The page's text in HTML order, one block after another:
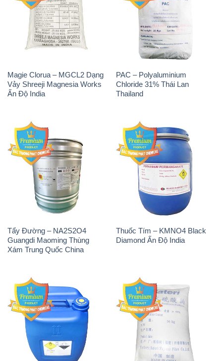
Magie Clorua – MGCL2 Dạng
Vảy Shreeji Magnesia Works
Ấn Độ India
PAC – Polyaluminium
Chloride 31% Thái Lan
Thailand
Tẩy Đường – NA2S2O4
Guangdi Maoming Thùng
Xám Trung Quốc China
Thuốc Tím – KMNO4 Black
Diamond Ấn Độ India